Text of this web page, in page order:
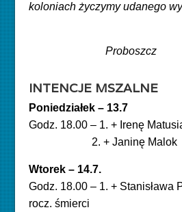
koloniach życzymy udanego
Proboszcz
INTENCJE MSZALNE
Poniedziałek – 13.7
Godz. 18.00 – 1. + Irenę
2. + Janinę Malok
Wtorek – 14.7.
Godz. 18.00 – 1. + Stanisława
rocz. śmierci